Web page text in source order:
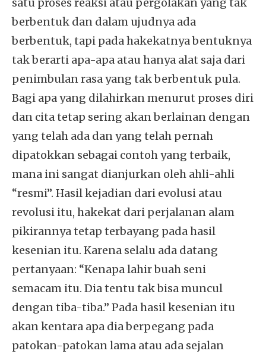
berbentuk dan dalam ujudnya ada
berbentuk, tapi pada hakekatnya bentuknya
tak berarti apa-apa atau hanya alat saja dari
penimbulan rasa yang tak berbentuk pula.
Bagi apa yang dilahirkan menurut proses diri
dan cita tetap sering akan berlainan dengan
yang telah ada dan yang telah pernah
dipatokkan sebagai contoh yang terbaik,
mana ini sangat dianjurkan oleh ahli-ahli
“resmi”. Hasil kejadian dari evolusi atau
revolusi itu, hakekat dari perjalanan alam
pikirannya tetap terbayang pada hasil
kesenian itu. Karena selalu ada datang
pertanyaan: “Kenapa lahir buah seni
semacam itu. Dia tentu tak bisa muncul
dengan tiba-tiba.” Pada hasil kesenian itu
akan kentara apa dia berpegang pada
patokan-patokan lama atau ada sejalan